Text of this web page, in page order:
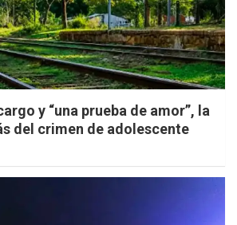
y “una prueba de amor”, la
del crimen de adolescente